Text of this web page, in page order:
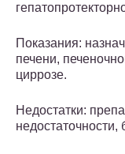
Показания:
печени,
циррозе.
Недостатки: